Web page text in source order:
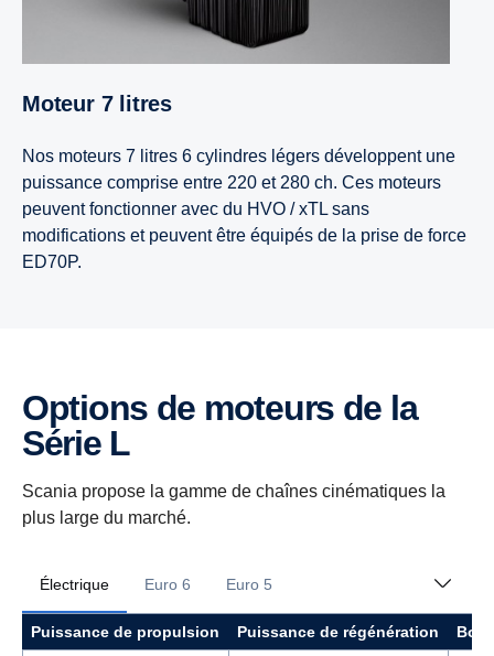
Moteur 7 litres
Nos moteurs 7 litres 6 cylindres légers développent une
puissance comprise entre 220 et 280 ch. Ces moteurs
peuvent fonctionner avec du HVO / xTL sans
modifications et peuvent être équipés de la prise de force
ED70P.
Options de moteurs de la
Série L
Scania propose la gamme de chaînes cinématiques la
plus large du marché.
Électrique Euro 6 Euro 5
Puissance de propulsion Puissance de régénération